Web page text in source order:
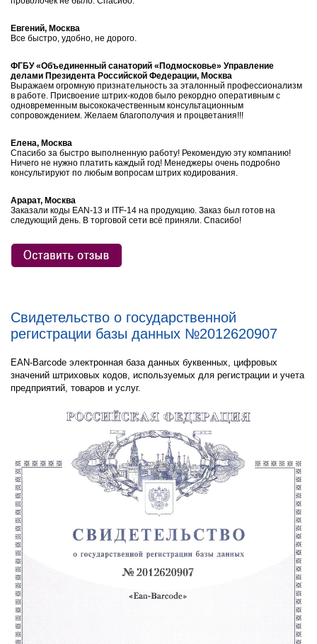
Евгений, Москва
Все быстро, удобно, не дорого.
ФГБУ «Объединенный санаторий «Подмосковье» Управление
делами Президента Российской Федерации, Москва
Выражаем огромную признательность за эталонный профессионализм
в работе. Присвоение штрих-кодов было рекордно оперативным с
одновременным высококачественным консультационным
сопровождением. Желаем благополучия и процветания!!!
Елена, Москва
Спасибо за быстро выполненную работу! Рекомендую эту компанию!
Ничего не нужно платить каждый год! Менеджеры очень подробно
консультируют по любым вопросам штрих кодирования.
Арарат, Москва
Заказали коды EAN-13 и ITF-14 на продукцию. Заказ был готов на
следующий день. В торговой сети всё приняли. Спасибо!
Свидетельство о государственной
регистрации базы данных №2012620907
EAN-Barcode электронная база данных буквенных, цифровых
значений штриховых кодов, используемых для регистрации и учета
предприятий, товаров и услуг.